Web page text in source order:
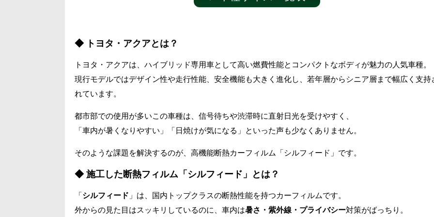
◆ トヨタ・アクアとは？
トヨタ・アクアは、ハイブリッド専用車として高い燃費性能とコンパクトなボディが魅力の人気車種。
現行モデルではデザイン性や走行性能、安全機能も大きく進化し、若年層からシニア層まで幅広く支持
れています。
都市部での使用が多いこの車種は、信号待ちや渋滞時に直射日光を受けやすく、
「車内が暑くなりやすい」「日焼けが気になる」といった声も少なくありません。
そのような課題を解決するのが、高機能断熱カーフィルム「シルフィード」です。
◆ 施工した断熱フィルム「シルフィード」とは？
「 シルフィード 」は、国内トップクラスの断熱性能を持つカーフィルムです。
外からの見た目はスッキリしているのに、車内は暑さ・紫外線・プライバシー対策がばっちり。